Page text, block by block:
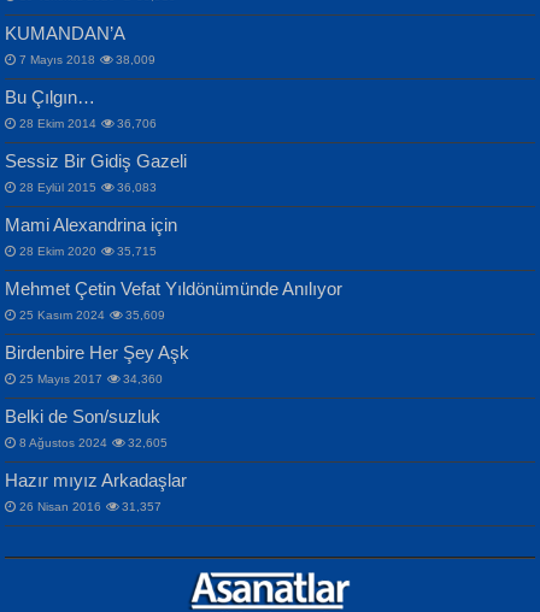
İPEK ACAR SERT
Gazze’nin Şecaati, Ümmetin İmtihanı...
MAHMUT GÜRBÜZ
İbrahim Olmak ve Bitirebilmek...
NURAN KÖSE BAYDAR
Selahattin Yıldız
İdrakimle Üşürken...
Songül Özel
Mahzen...
ERDEM BAYAZIT
Sana, Bana, Vatanıma, Ülkemin
İnsanlarına Dair...
NAZIM HİKMET RAN
Bir Cezaevinde, Tecritteki Adamın
Mektupları...
KUMANDAN’A
7 Mayıs 2018 38,009
Bu Çılgın…
28 Ekim 2014 36,706
Sessiz Bir Gidiş Gazeli
28 Eylül 2015 36,083
Mami Alexandrina için
28 Ekim 2020 35,715
Mehmet Çetin Vefat Yıldönümünde Anılıyor
25 Kasım 2024 35,609
Birdenbire Her Şey Aşk
25 Mayıs 2017 34,360
Belki de Son/suzluk
8 Ağustos 2024 32,605
Hazır mıyız Arkadaşlar
26 Nisan 2016 31,357